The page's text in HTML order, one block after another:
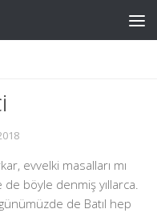
evvelki masalları mı
de böyle denmiş yıllarca.
de Batıl hep